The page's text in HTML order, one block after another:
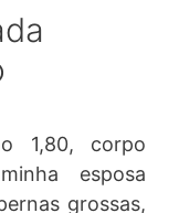
1,80, corpo
esposa
grossas,